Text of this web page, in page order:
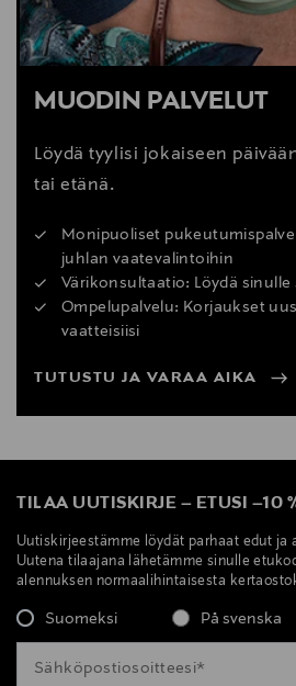
MUODIN PALVELUT
Löydä tyylisi jokaiseen
tai etänä.
Monipuoliset
juhlan vaatevalintoihin
Värikonsultaatio: Löydä sinulle
Ompelupalvelu: Korjaukset
vaatteisiisi
TUTUSTU JA VARAA AIKA
TILAA UUTISKIRJE – ETUSI –10
Uutiskirjeestämme löydät parhaat edut ja
Uutena tilaajana lähetämme sinulle
alennuksen normaalihintaisesta
Suomeksi På svenska